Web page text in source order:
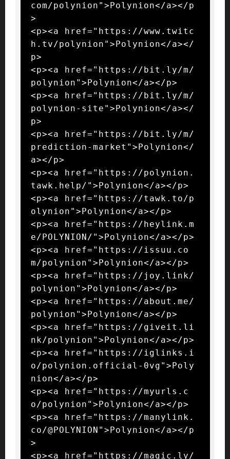
com/polynion">Polynion</a></p
>
<p><a href="https://www.twitc
h.tv/polynion">Polynion</a></
p>
<p><a href="https://bit.ly/m/
polynion">Polynion</a></p>
<p><a href="https://bit.ly/m/
polynion-site">Polynion</a></
p>
<p><a href="https://bit.ly/m/
prediction-market">Polynion</
a></p>
<p><a href="https://polynion.
tawk.help/">Polynion</a></p>
<p><a href="https://tawk.to/p
olynion">Polynion</a></p>
<p><a href="https://heylink.m
e/POLYNION/">Polynion</a></p>
<p><a href="https://issuu.co
m/polynion">Polynion</a></p>
<p><a href="https://joy.link/
polynion">Polynion</a></p>
<p><a href="https://about.me/
polynion">Polynion</a></p>
<p><a href="https://giveit.li
nk/polynion">Polynion</a></p>
<p><a href="https://iglinks.i
o/polynion.official-0vg">Poly
nion</a></p>
<p><a href="https://myurls.c
o/polynion">Polynion</a></p>
<p><a href="https://manylink.
co/@POLYNION">Polynion</a></p
>
<p><a href="https://magic.ly/